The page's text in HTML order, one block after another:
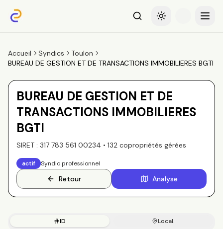
RechercheBasculer le thème
Menu
Accueil Syndics
Toulon
BUREAU DE GESTION ET DE TRANSACTIONS IMMOBILIERES BGTI
BUREAU DE GESTION ET DE
TRANSACTIONS IMMOBILIERES
BGTI
SIRET : 317 783 561 00234 • 132 copropriétés gérées
actif Syndic professionnel
Retour Analyse
ID
Local.